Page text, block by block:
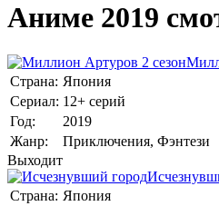
Аниме 2019
Страна: Япония
Сериал: 12+ серий
Год:
2019
Жанр:
Приключения, Фэнтези
Выходит
Страна: Япония